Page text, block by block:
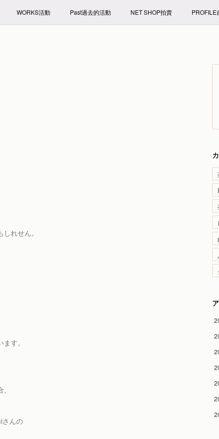
WORKS活動 Past過去的活動 NET SHOP拍賣 PROFILE
れせん。
す。
さんの